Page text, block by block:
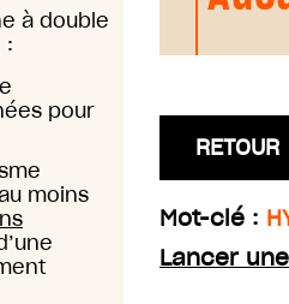
à double
:
pour
moins
RETOUR
Mot-clé :
Lancer